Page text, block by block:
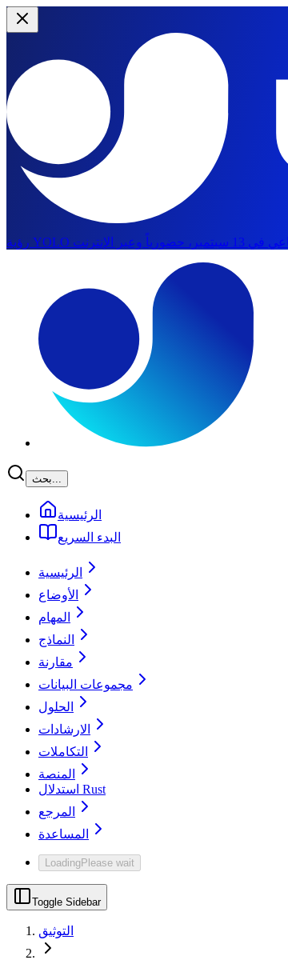
بحث...
الرئيسية
البدء السريع
الرئيسية
الأوضاع
المهام
النماذج
مقارنة
مجموعات البيانات
الحلول
الارشادات
التكاملات
المنصة
استدلال Rust
المرجع
المساعدة
LoadingPlease wait
Toggle Sidebar
التوثيق